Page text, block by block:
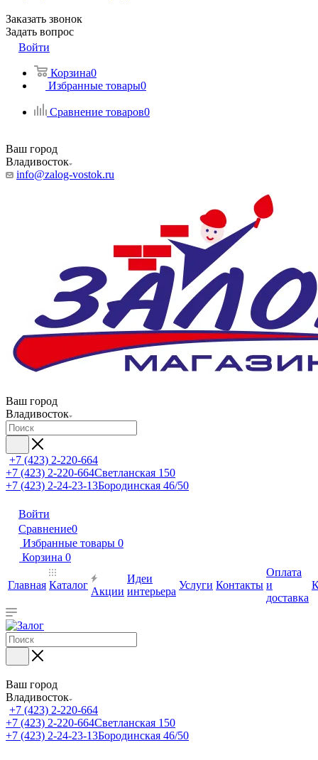
Заказать звонок
Задать вопрос
Войти
Корзина0
Избранные товары0
Сравнение товаров0
Ваш город
Владивосток
info@zalog-vostok.ru
Ваш город
Владивосток
+7 (423) 2-220-664
+7 (423) 2-220-664Светланская 150
+7 (423) 2-24-23-13Бородинская 46/50
Войти
Сравнение0
Избранные товары 0
Корзина 0
Главная Каталог
Акции
Идеи
интерьера
Услуги Контакты
Оплата
и
доставка
Ваш город
Владивосток
+7 (423) 2-220-664
+7 (423) 2-220-664Светланская 150
+7 (423) 2-24-23-13Бородинская 46/50